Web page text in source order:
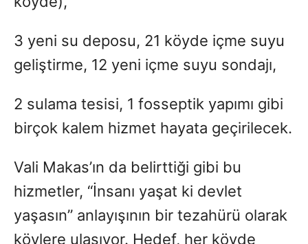
3 yeni su deposu, 21 köyde içme suyu
geliştirme, 12 yeni içme suyu sondajı,
2 sulama tesisi, 1 fosseptik yapımı gibi
birçok kalem hizmet hayata geçirilecek.
Vali Makas’ın da belirttiği gibi bu
hizmetler, “İnsanı yaşat ki devlet
yaşasın” anlayışının bir tezahürü olarak
köylere ulaşıyor. Hedef, her köyde